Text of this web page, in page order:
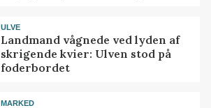
ULVE
Landmand vågnede ved lyden af
skrigende kvier: Ulven stod på
foderbordet
MARKED